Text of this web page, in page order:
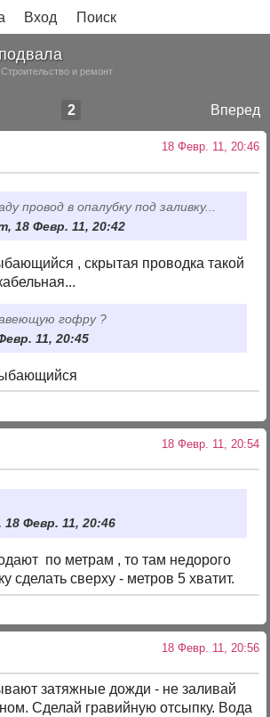
Вход Поиск
Строительство и ремонт
Вперед
2
18 Февр. 11, 20:46
провод в опалубку под заливку...
18 Февр. 11, 20:42
, скрытая проводка такой
гофру ?
11, 20:45
18 Февр. 11, 20:54
18 Февр. 11, 20:46
по метрам , то там недорого
сделать сверху - метров 5 хватит.
18 Февр. 11, 20:56
затяжные дожди - не заливай
Сделай гравийную отсыпку. Вода